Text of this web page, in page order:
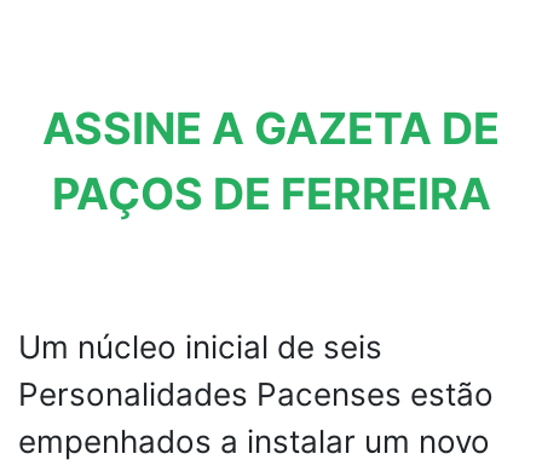
ASSINE A GAZETA DE
PAÇOS DE FERREIRA
Um núcleo inicial de seis
Personalidades Pacenses estão
empenhados a instalar um novo